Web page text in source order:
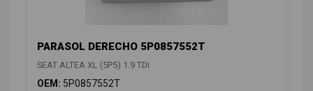
PARASOL DERECHO 5P0857552T
SEAT ALTEA XL (5P5) 1.9 TDI
OEM: 5P0857552T